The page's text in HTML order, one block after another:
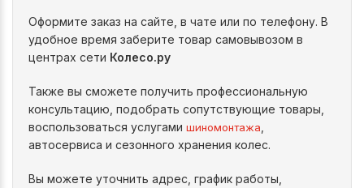
Оформите заказ на сайте, в чате или по телефону. В
удобное время заберите товар самовывозом в
центрах сети Колесо.ру
Также вы сможете получить профессиональную
консультацию, подобрать сопутствующие товары,
воспользоваться услугами шиномонтажа
автосервиса и сезонного хранения колес.
Вы можете уточнить адрес, график работы,